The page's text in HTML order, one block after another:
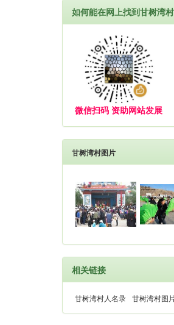
如何能在网上找到甘树湾
微信扫码 资助网站发展
甘树湾村图片
相关链接
甘树湾村人名录 甘树湾村图